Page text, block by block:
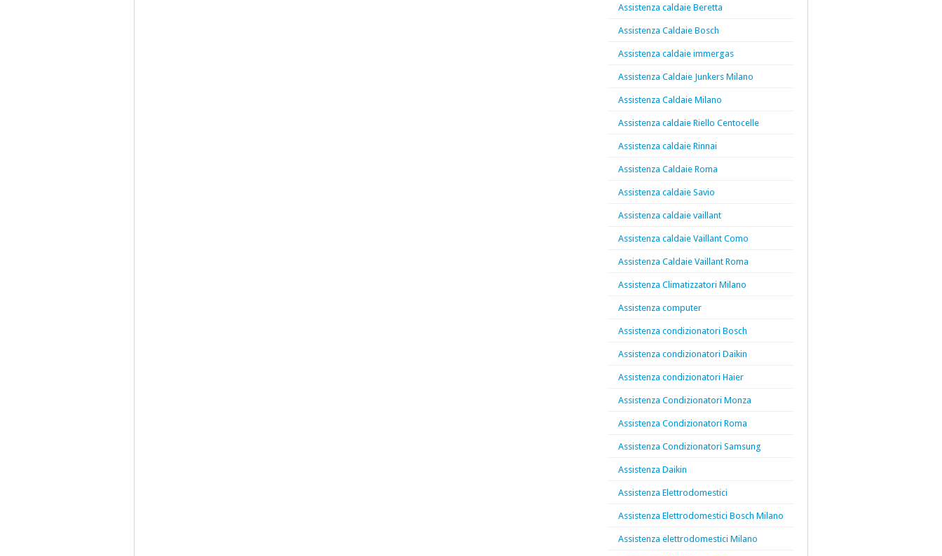
Assistenza caldaie Beretta
Assistenza Caldaie Bosch
Assistenza caldaie immergas
Assistenza Caldaie Junkers Milano
Assistenza Caldaie Milano
Assistenza caldaie Riello Centocelle
Assistenza caldaie Rinnai
Assistenza Caldaie Roma
Assistenza caldaie Savio
Assistenza caldaie vaillant
Assistenza caldaie Vaillant Como
Assistenza Caldaie Vaillant Roma
Assistenza Climatizzatori Milano
Assistenza computer
Assistenza condizionatori Bosch
Assistenza condizionatori Daikin
Assistenza condizionatori Haier
Assistenza Condizionatori Monza
Assistenza Condizionatori Roma
Assistenza Condizionatori Samsung
Assistenza Daikin
Assistenza Elettrodomestici
Assistenza Elettrodomestici Bosch Milano
Assistenza elettrodomestici Milano